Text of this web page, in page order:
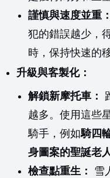
謹慎與速度並重：
犯的錯誤越少，
時，保持快速的
升級與客製化：
解鎖新摩托車：
越多。使用這些
騎手，例如騎四
身圖案的聖誕老
檢查點重生：
雪